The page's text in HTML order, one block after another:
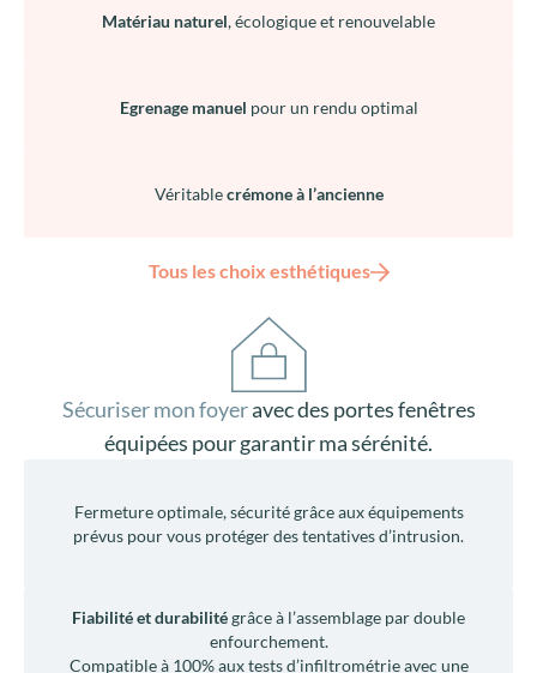
Matériau naturel, écologique et renouvelable
Egrenage manuel pour un rendu optimal
Véritablecrémone à l’ancienne
Tous les choix esthétiques
Sécuriser mon foyeravec des portes fenêtres
équipées pour garantir ma sérénité.
Fermeture optimale, sécurité grâce aux équipements
prévus pour vous protéger des tentatives d’intrusion.
Fiabilité et durabilitégrâce à l’assemblage par double
enfourchement.
Compatible à 100% aux tests d’infiltrométrie avec une